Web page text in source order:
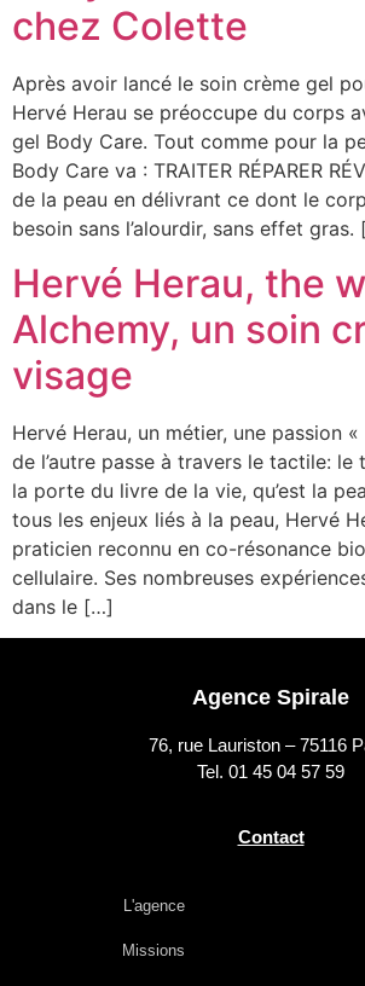
chez Colette
Après avoir lancé le soin crème gel
Hervé Herau se préoccupe du corps
gel Body Care. Tout comme pour la
Body Care va : TRAITER RÉPARER
de la peau en délivrant ce dont le
besoin sans l’alourdir, sans effet gras.
Hervé Herau, the
Alchemy, un soin
visage
Hervé Herau, un métier, une passion
de l’autre passe à travers le tactile: le
la porte du livre de la vie, qu’est la
tous les enjeux liés à la peau, Hervé
praticien reconnu en co-résonance
cellulaire. Ses nombreuses
dans le […]
Agence Spirale
76, rue Lauriston – 75116
Tel. 01 45 04 57 59
Contact
L'agence
Missions